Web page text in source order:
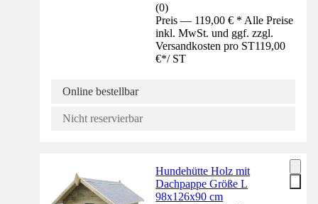
(0)
Preis — 119,00 € * Alle Preise
inkl. MwSt. und ggf. zzgl.
Versandkosten pro ST119,00
€*/ ST
Online bestellbar
Nicht reservierbar
Hundehütte Holz mit
Dachpappe Größe L
98x126x90 cm